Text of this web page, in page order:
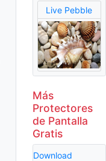
Live Pebble
Más
Protectores
de Pantalla
Gratis
Download